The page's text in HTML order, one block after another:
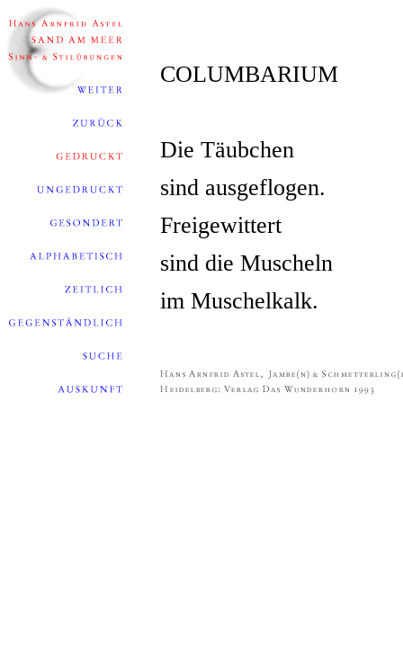
COLUMBARIUM
Die Täubchen
sind ausgeflogen.
Freigewittert
sind die Muscheln
im Muschelkalk.